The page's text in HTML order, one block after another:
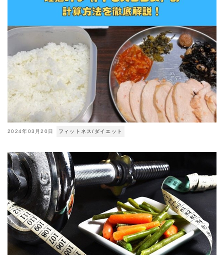
2024年03月20日 フィットネス/ダイエット